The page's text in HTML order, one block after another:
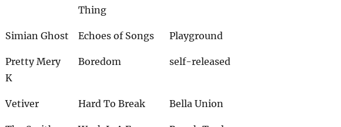
Thing
Simian Ghost Echoes of Songs Playground
Pretty Mery
K
Boredom self-released
Vetiver Hard To Break Bella Union